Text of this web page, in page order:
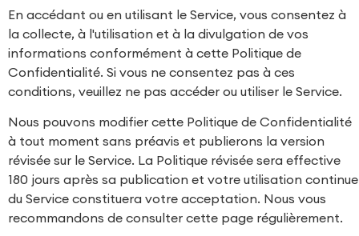
En accédant ou en utilisant le Service, vous consentez à
la collecte, à l'utilisation et à la divulgation de vos
informations conformément à cette Politique de
Confidentialité. Si vous ne consentez pas à ces
conditions, veuillez ne pas accéder ou utiliser le Service.
Nous pouvons modifier cette Politique de Confidentialité
à tout moment sans préavis et publierons la version
révisée sur le Service. La Politique révisée sera effective
180 jours après sa publication et votre utilisation continue
du Service constituera votre acceptation. Nous vous
recommandons de consulter cette page régulièrement.